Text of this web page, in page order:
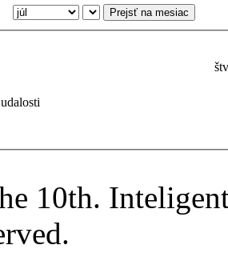
Prejsť na mesiac
10th.